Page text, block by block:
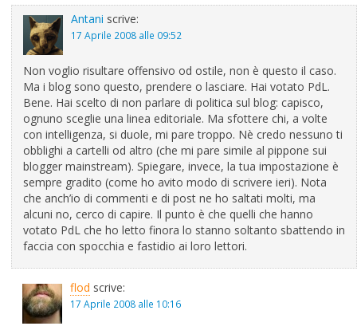
Antani scrive:
17 Aprile 2008 alle 09:52
Non voglio risultare offensivo od ostile, non è questo il caso.
Ma i blog sono questo, prendere o lasciare. Hai votato PdL.
Bene. Hai scelto di non parlare di politica sul blog: capisco,
ognuno sceglie una linea editoriale. Ma sfottere chi, a volte
con intelligenza, si duole, mi pare troppo. Nè credo nessuno ti
obblighi a cartelli od altro (che mi pare simile al pippone sui
blogger mainstream). Spiegare, invece, la tua impostazione è
sempre gradito (come ho avito modo di scrivere ieri). Nota
che anch’io di commenti e di post ne ho saltati molti, ma
alcuni no, cerco di capire. Il punto è che quelli che hanno
votato PdL che ho letto finora lo stanno soltanto sbattendo in
faccia con spocchia e fastidio ai loro lettori.
flod scrive:
17 Aprile 2008 alle 10:16